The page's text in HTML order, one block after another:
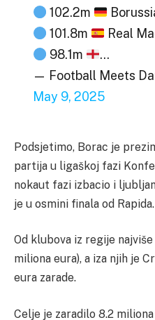
102.2m
101.8m
Real
98.1m
…
— Football Meets
May 9, 2025
Podsjetimo, Borac je
partija u ligaškoj fazi
nokaut fazi izbacio i
je u osmini finala od Rapida.
Od klubova iz regije
miliona eura), a iza njih je
eura zarade.
Celje je zaradilo 8.2